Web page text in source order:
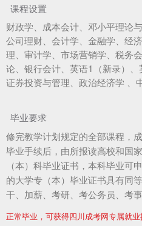
课程设置
财政学、成本会计、邓小平理论
公司理财、会计学、金融学、经
理、审计学、市场营销学、税务
论、银行会计、英语1（新录）、
证券投资与管理、政治经济学 、
毕业要求
修完教学计划规定的全部课程，
毕业手续后，由所报读高校和国
（本）科毕业证书，本科毕业可
的大学专（本）毕业证书具有同
干、加薪、考研、考公务员、考
正常毕业，可获得四川成考网专属就业